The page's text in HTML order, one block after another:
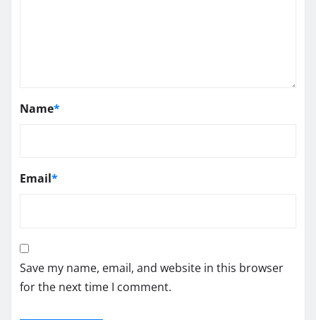
Name*
Email*
Save my name, email, and website in this browser
for the next time I comment.